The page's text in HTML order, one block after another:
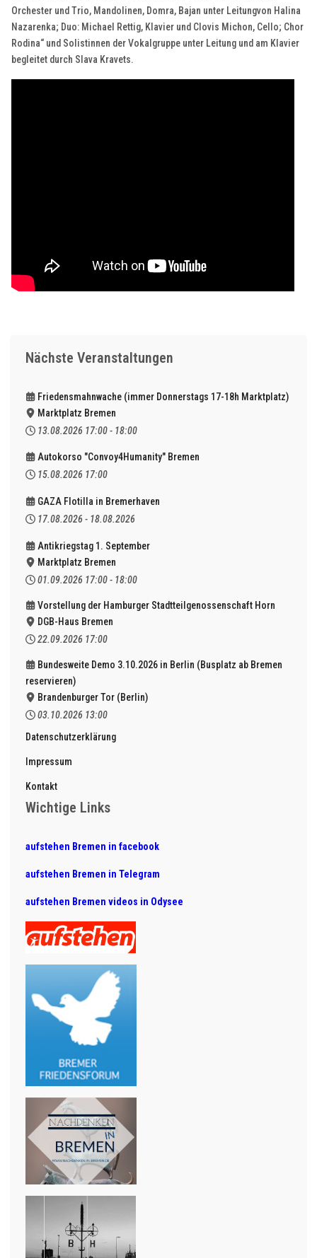
Orchester und Trio, Mandolinen, Domra, Bajan unter Leitungvon Halina
Nazarenka; Duo: Michael Rettig, Klavier und Clovis Michon, Cello; Chor
Rodina“ und Solistinnen der Vokalgruppe unter Leitung und am Klavier
begleitet durch Slava Kravets.
Nächste Veranstaltungen
Friedensmahnwache (immer Donnerstags 17-18h Marktplatz)
Marktplatz Bremen
13.08.2026 17:00 - 18:00
Autokorso "Convoy4Humanity" Bremen
15.08.2026 17:00
GAZA Flotilla in Bremerhaven
17.08.2026 - 18.08.2026
Antikriegstag 1. September
Marktplatz Bremen
01.09.2026 17:00 - 18:00
Vorstellung der Hamburger Stadtteilgenossenschaft Horn
DGB-Haus Bremen
22.09.2026 17:00
Bundesweite Demo 3.10.2026 in Berlin (Busplatz ab Bremen
reservieren)
Brandenburger Tor (Berlin)
03.10.2026 13:00
Datenschutzerklärung
Impressum
Kontakt
Wichtige Links
aufstehen Bremen in facebook
aufstehen Bremen in Telegram
aufstehen Bremen videos in Odysee